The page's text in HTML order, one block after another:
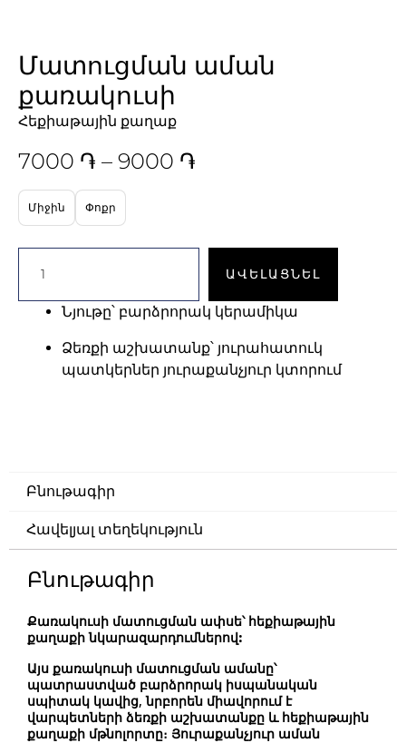
Մատուցման աման
քառակուսի
Հեքիաթային քաղաք
7000 ֏ – 9000 ֏
Միջին Փոքր
ԱՎԵԼԱՑՆԵԼ
Նյութը՝ բարձրորակ կերամիկա
Ձեռքի աշխատանք՝ յուրահատուկ
պատկերներ յուրաքանչյուր կտորում
Բնութագիր
Հավելյալ տեղեկություն
Բնութագիր
Քառակուսի մատուցման ափսե՝ հեքիաթային
քաղաքի նկարազարդումներով:
Այս քառակուսի մատուցման ամանը՝
պատրաստված բարձրորակ իսպանական
սպիտակ կավից, նրբորեն միավորում է
վարպետների ձեռքի աշխատանքը և հեքիաթային
քաղաքի մթնոլորտը։ Յուրաքանչյուր աման